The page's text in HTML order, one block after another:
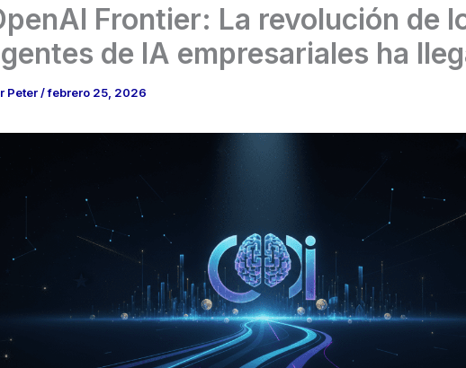
Frontier: La revolución de
de IA empresariales ha
Peter/febrero 25, 2026